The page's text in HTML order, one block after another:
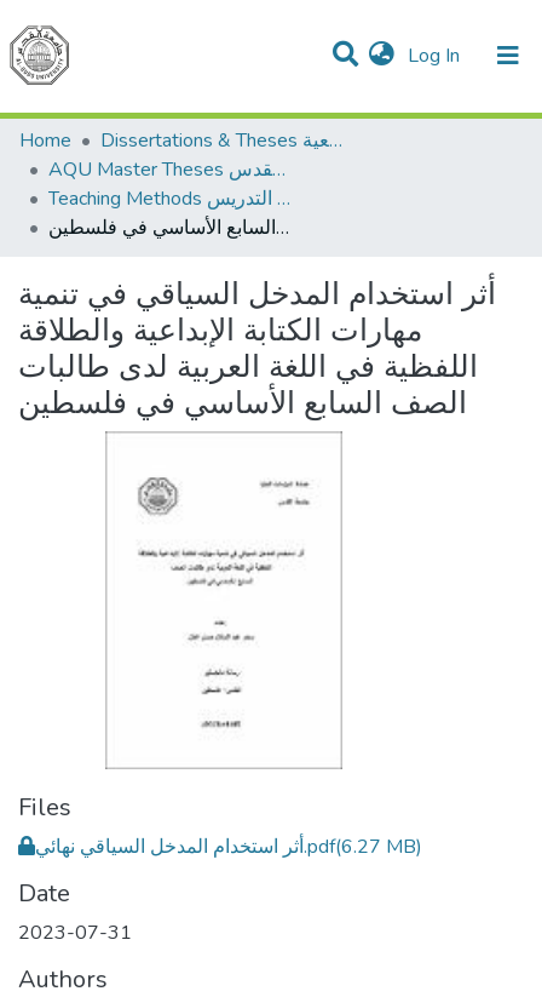
Log In (current)
Communities & Collections
All of DSpace
Home
Dissertations & Theses الرسائل الجامعية
AQU Master Theses الرسائل الجامعية الخاصة بجامعة القدس
Teaching Methods أساليب التدريس
أثر استخدام المدخل السياقي في تنمية مهارات الكتابة الإبداعية والطلاقة اللفظية في اللغة العربية لدى طالبات الصف السابع الأساسي في فلسطين
أثر استخدام المدخل السياقي في تنمية
مهارات الكتابة الإبداعية والطلاقة
اللفظية في اللغة العربية لدى طالبات
الصف السابع الأساسي في فلسطين
Files
أثر استخدام المدخل السياقي نهائي.pdf(6.27 MB)
Date
2023-07-31
Authors